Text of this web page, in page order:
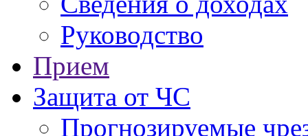
Руководство
Прием
Защита от ЧС
Прогнозируемые